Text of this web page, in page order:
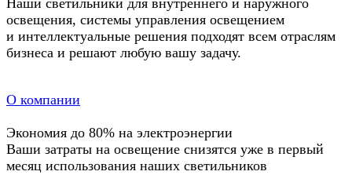
Наши светильники для внутреннего и наружного
освещения, системы управления освещением
и интеллектуальные решения подходят всем отраслям
бизнеса и решают любую вашу задачу.
О компании
Экономия до 80% на электроэнергии
Ваши затраты на освещение снизятся уже в первый
месяц использования наших светильников